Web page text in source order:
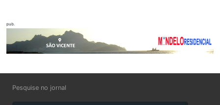
pub.
Pesquise no jornal